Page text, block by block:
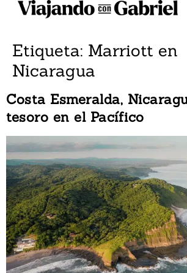
Etiqueta: Marriott en
Nicaragua
Costa Esmeralda,
tesoro en el Pacífico